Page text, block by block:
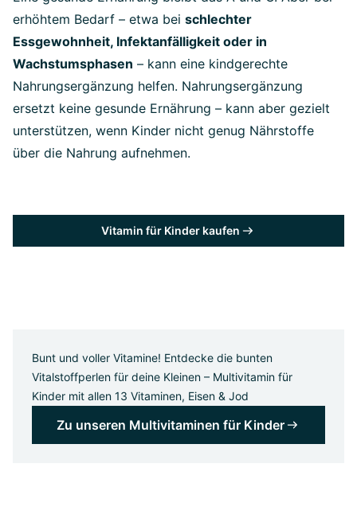
erhöhtem Bedarf – etwa bei schlechter
Essgewohnheit, Infektanfälligkeit oder in
Wachstumsphasen – kann eine kindgerechte
Nahrungsergänzung helfen. Nahrungsergänzung
ersetzt keine gesunde Ernährung – kann aber gezielt
unterstützen, wenn Kinder nicht genug Nährstoffe
über die Nahrung aufnehmen.
Vitamin für Kinder kaufen
Bunt und voller Vitamine! Entdecke die bunten
Vitalstoffperlen für deine Kleinen – Multivitamin für
Kinder mit allen 13 Vitaminen, Eisen & Jod
Zu unseren Multivitaminen für Kinder